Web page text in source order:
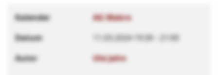
Kalender
AG Makro
Datum
11.03.2024 19:30
21:00
Autor
Ute Jahn